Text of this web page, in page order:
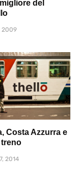
del
2009
Costa Azzurra e
treno
2014